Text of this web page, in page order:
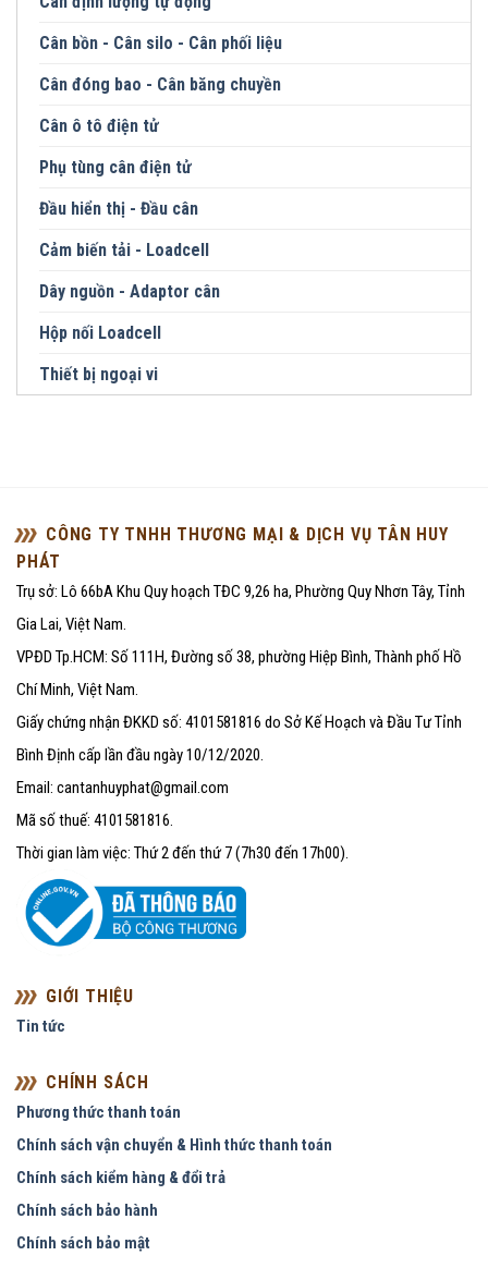
Cân bồn - Cân silo - Cân phối liệu
Cân đóng bao - Cân băng chuyền
Cân ô tô điện tử
Phụ tùng cân điện tử
Đầu hiển thị - Đầu cân
Cảm biến tải - Loadcell
Dây nguồn - Adaptor cân
Hộp nối Loadcell
Thiết bị ngoại vi
CÔNG TY TNHH THƯƠNG MẠI & DỊCH VỤ TÂN HUY
PHÁT
Trụ sở: Lô 66bA Khu Quy hoạch TĐC 9,26 ha, Phường Quy Nhơn Tây, Tỉnh
Gia Lai, Việt Nam.
VPĐD Tp.HCM: Số 111H, Đường số 38, phường Hiệp Bình, Thành phố Hồ
Chí Minh, Việt Nam.
Giấy chứng nhận ĐKKD số: 4101581816 do Sở Kế Hoạch và Đầu Tư Tỉnh
Bình Định cấp lần đầu ngày 10/12/2020.
Email: cantanhuyphat@gmail.com
Mã số thuế: 4101581816.
Thời gian làm việc: Thứ 2 đến thứ 7 (7h30 đến 17h00).
GIỚI THIỆU
Tin tức
CHÍNH SÁCH
Phương thức thanh toán
Chính sách vận chuyển & Hình thức thanh toán
Chính sách kiểm hàng & đổi trả
Chính sách bảo hành
Chính sách bảo mật